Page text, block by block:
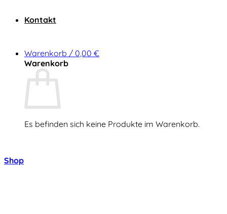
Kontakt
Warenkorb / 0,00 €
Warenkorb
Es befinden sich keine Produkte im Warenkorb.
Shop